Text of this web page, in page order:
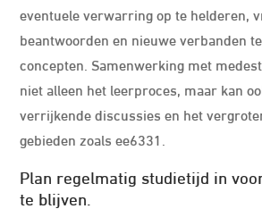
eventuele verwarring op te helderen,
beantwoorden en nieuwe verbanden
concepten. Samenwerking met
niet alleen het leerproces, maar kan
verrijkende discussies en het
gebieden zoals ee6331.
Plan regelmatig studietijd in
te blijven.